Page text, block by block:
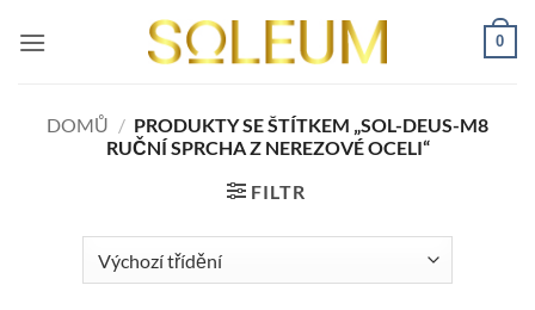
0
DOMŮ / PRODUKTY SE ŠTÍTKEM „SOL-DEUS-M8
RUČNÍ SPRCHA Z NEREZOVÉ OCELI“
FILTR